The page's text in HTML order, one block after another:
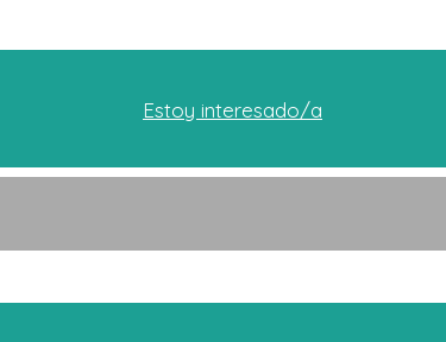
Estoy interesado/a